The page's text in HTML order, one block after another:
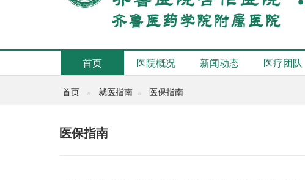
首页 医院概况 新闻动态 医疗团队
首页 就医指南 医保指南
医保指南